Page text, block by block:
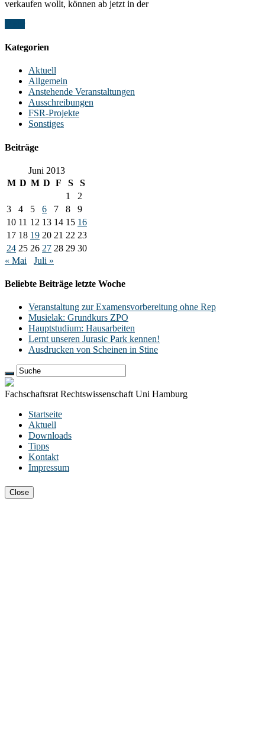
verkaufen wollt, können ab jetzt in der
Kategorien
Aktuell
Allgemein
Anstehende Veranstaltungen
Ausschreibungen
FSR-Projekte
Sonstiges
Beiträge
Juni 2013
M D M D F S
S
1
2
3
4 5 6 7 8
9
10 11 12 13 14 15 16
17 18 19 20 21 22 23
24 25 26 27 28 29 30
« Mai
Juli »
Beliebte Beiträge letzte Woche
Veranstaltung zur Examensvorbereitung ohne Rep
Musielak: Grundkurs ZPO
Hauptstudium: Hausarbeiten
Lernt unseren Jurasic Park kennen!
Ausdrucken von Scheinen in Stine
Fachschaftsrat Rechtswissenschaft Uni Hamburg
Startseite
Aktuell
Downloads
Tipps
Kontakt
Impressum
Close